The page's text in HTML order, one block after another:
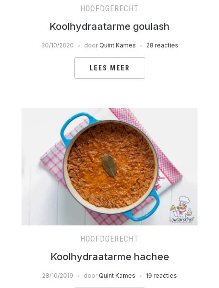
HOOFDGERECHT
Koolhydraatarme goulash
30/10/2020 door Quint Kames 28 reacties
LEES MEER
HOOFDGERECHT
Koolhydraatarme hachee
28/10/2019 door Quint Kames 19 reacties